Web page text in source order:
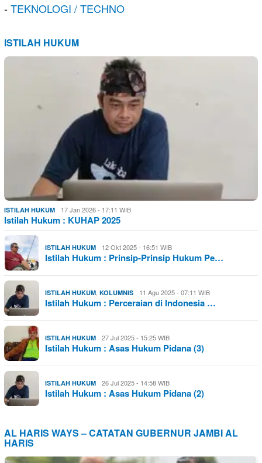
-TEKNOLOGI / TECHNO
ISTILAH HUKUM
ISTILAH HUKUM 17 Jan 2026 - 17:11 WIB
Istilah Hukum : KUHAP 2025
ISTILAH HUKUM 12 Okt 2025 - 16:51 WIB
Istilah Hukum : Prinsip-Prinsip Hukum Pe…
ISTILAH HUKUM KOLUMNIS 11 Agu 2025 - 07:11 WIB
Istilah Hukum : Perceraian di Indonesia …
ISTILAH HUKUM 27 Jul 2025 - 15:25 WIB
Istilah Hukum : Asas Hukum Pidana (3)
ISTILAH HUKUM 26 Jul 2025 - 14:58 WIB
Istilah Hukum : Asas Hukum Pidana (2)
AL HARIS WAYS – CATATAN GUBERNUR JAMBI AL
HARIS